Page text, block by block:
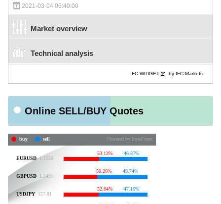
2021-03-04 06:40:00
Market overview
Technical analysis
IFC WIDGET by IFC Markets
Online SELL/BUY Quotes